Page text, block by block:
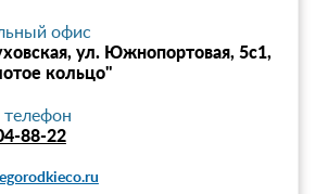
офис
ул. Южнопортовая, 5с1,
кольцо"
88-22